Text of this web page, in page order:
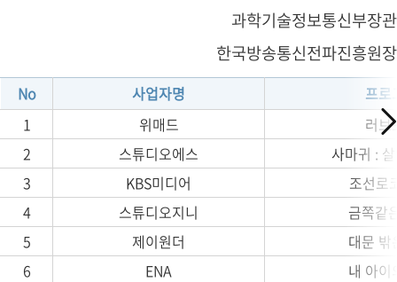
과학기술정보통신부장관
한국방송통신전파진흥원장
No 사업자명
프로
1
위매드
러브
2
스튜디오에스
사마귀 :
3
KBS미디어
조선로
4
스튜디오지니
금쪽같
5
제이원더
대문 밖
6
ENA 내 아이